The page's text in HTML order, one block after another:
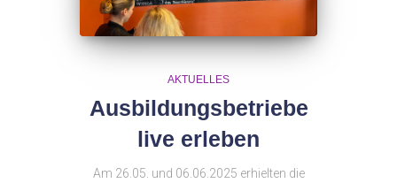
AKTUELLES
Ausbildungsbetriebe
live erleben
Am 26.05. und 06.06.2025 erhielten die